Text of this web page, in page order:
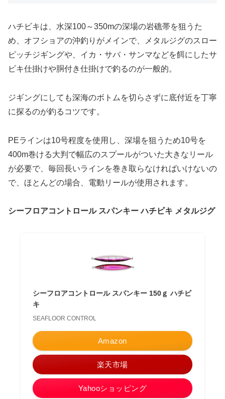
ハチビキは、水深100～350mの深場の岩礁帯を狙うた
め、オフショアの沖釣りがメインで、メタルジグのスロー
ピッチジギングや、イカ・サバ・サンマなどを餌にしたサ
ビキ仕掛けや胴付き仕掛けで釣るのが一般的。
ジギングにしても深海のボトムを切らさずに底付近を丁寧
に探るのが釣るコツです。
PEラインは10号程度を使用し、深場を狙うため10号を
400m巻ける大判で幅広のスプールがついた大きなリール
が必要で、毎回長いラインを巻き取らなければいけないの
で、ほとんどの場合、電動リールが使用されます。
シーフロアコントロール スパンキー ハチビキ メタルジグ
シーフロアコントロール スパンキー 150ｇ ハチビ
キ
SEAFLOOR CONTROL
Amazon
楽天市場
Yahooショッピング